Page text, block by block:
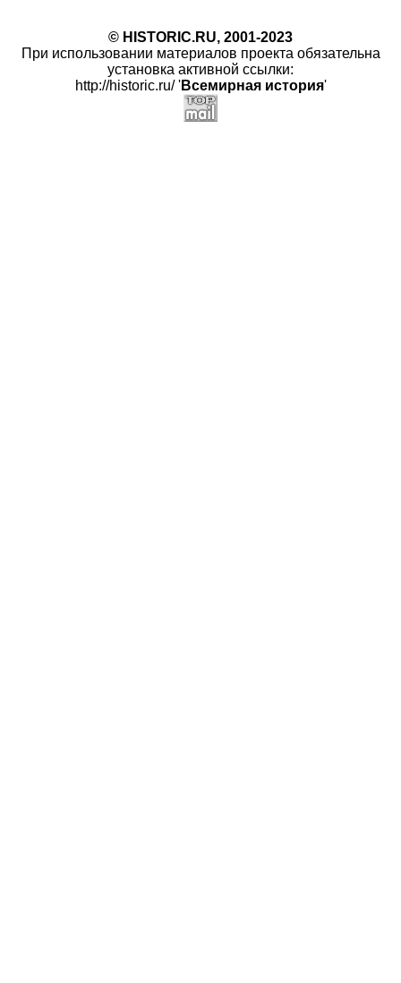
© HISTORIC.RU, 2001-2023
При использовании материалов проекта обязательна
установка активной ссылки:
http://historic.ru/ 'Всемирная история'